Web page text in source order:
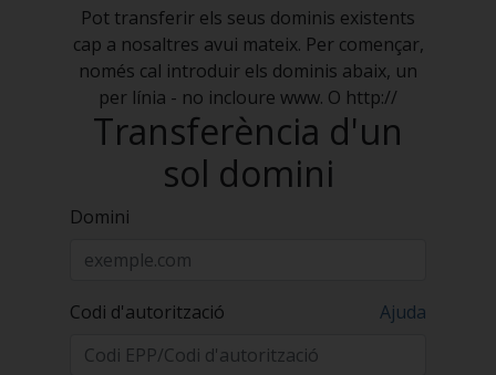
Pot transferir els seus dominis existents
cap a nosaltres avui mateix. Per començar,
només cal introduir els dominis abaix, un
per línia - no incloure www. O http://
Transferència d'un
sol domini
Domini
Codi d'autorització Ajuda